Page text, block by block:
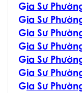
Gia Sư
Gia Sư
Gia Sư
Gia Sư
Gia Sư
Gia Sư
Gia Sư